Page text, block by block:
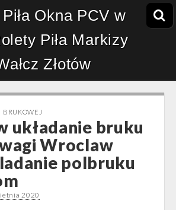
Okna PCV w
Piła Markizy
Złotów
BRUKOWEJ
układanie bruku
Wroclaw
polbruku
2020